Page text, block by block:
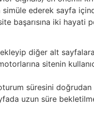
ederek sayfa
başarısına iki hayati
diğer alt sayfalara
sitenin kullanıcı
süresini
uzun süre